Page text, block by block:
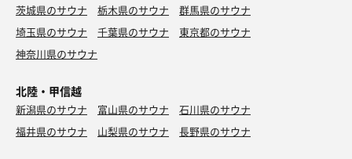
茨城県のサウナ 栃木県のサウナ
群馬県のサウナ
埼玉県のサウナ
千葉県のサウナ
東京都のサウナ
神奈川県のサウナ
北陸・甲信越
新潟県のサウナ 富山県のサウナ
石川県のサウナ
福井県のサウナ
山梨県のサウナ 長野県のサウナ